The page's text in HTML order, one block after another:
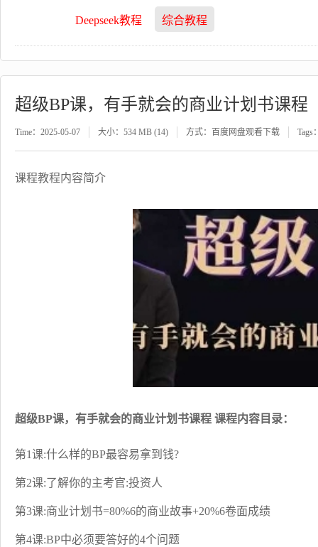
Deepseek教程 综合教程
超级BP课，有手就会的商业计划书课程
Time：2025-05-07 大小：534 MB (14) 方式：百度网盘观看下载 Tags
课程教程内容简介
超级BP课，有手就会的商业计划书课程 课程内容目录：
第1课:什么样的BP最容易拿到钱?
第2课:了解你的主考官:投资人
第3课:商业计划书=80%6的商业故事+20%6卷面成绩
第4课:BP中必须要答好的4个问题